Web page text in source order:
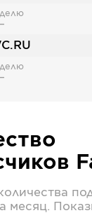
месяц.